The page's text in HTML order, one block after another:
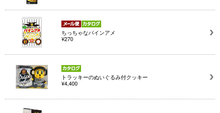
ちっちゃなパインアメ
¥270
トラッキーのぬいぐるみ付クッキー
¥4,400